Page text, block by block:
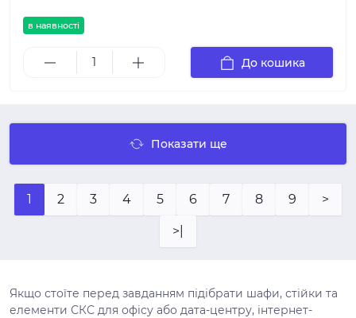
в наявності
До кошика
Показати ще
1 2 3 4 5 6 7 8 9 >
>|
Якщо стоїте перед завданням підібрати шафи, стійки та
елементи СКС для офісу або дата-центру, інтернет-